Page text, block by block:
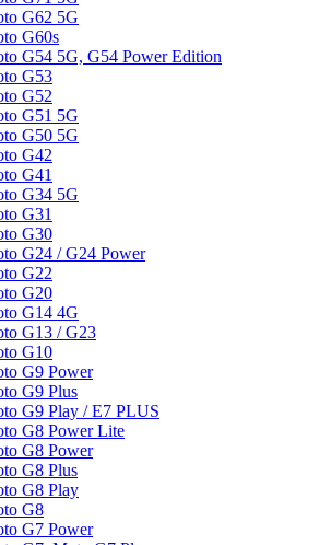
G62 5G
G60s
G54 5G, G54 Power Edition
G53
G52
G51 5G
G50 5G
G42
G41
G34 5G
G31
G30
G24 / G24 Power
G22
G20
G14 4G
G13 / G23
G10
G9 Power
G9 Plus
G9 Play / E7 PLUS
G8 Power Lite
G8 Power
G8 Plus
G8 Play
G8
G7 Power